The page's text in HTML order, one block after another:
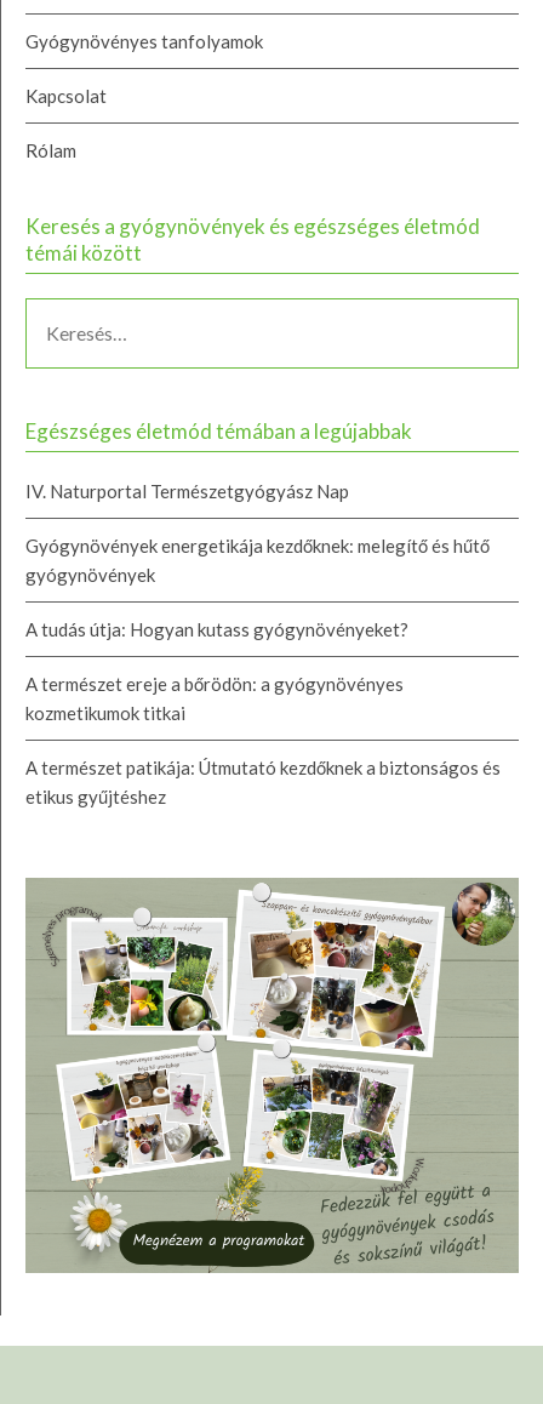
Gyógynövényes tanfolyamok
Kapcsolat
Rólam
Keresés a gyógynövények és egészséges életmód
témái között
Egészséges életmód témában a legújabbak
IV. Naturportal Természetgyógyász Nap
Gyógynövények energetikája kezdőknek: melegítő és hűtő
gyógynövények
A tudás útja: Hogyan kutass gyógynövényeket?
A természet ereje a bőrödön: a gyógynövényes
kozmetikumok titkai
A természet patikája: Útmutató kezdőknek a biztonságos és
etikus gyűjtéshez